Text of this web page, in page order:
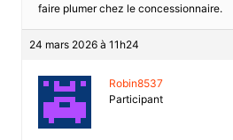
faire plumer chez le concessionnaire.
24 mars 2026 à 11h24
Robin8537
Participant